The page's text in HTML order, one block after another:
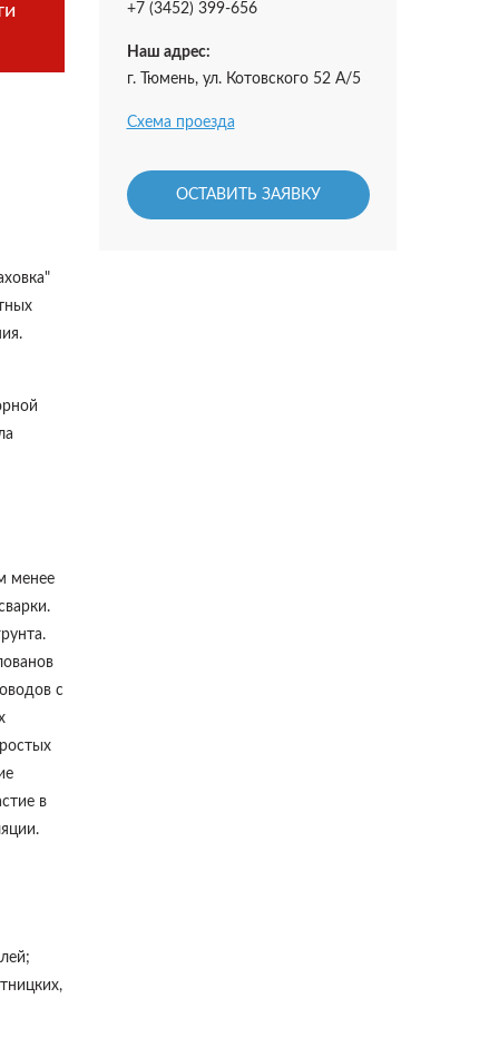
менее
с
в
+7 (3452) 399-656
Наш адрес:
г. Тюмень, ул. Котовского 52 А/5
Схема проезда
ОСТАВИТЬ ЗАЯВКУ